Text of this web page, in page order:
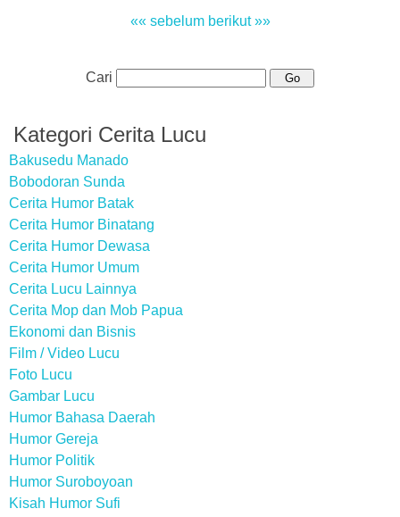
«« sebelum berikut »»
Cari
Kategori Cerita Lucu
Bakusedu Manado
Bobodoran Sunda
Cerita Humor Batak
Cerita Humor Binatang
Cerita Humor Dewasa
Cerita Humor Umum
Cerita Lucu Lainnya
Cerita Mop dan Mob Papua
Ekonomi dan Bisnis
Film / Video Lucu
Foto Lucu
Gambar Lucu
Humor Bahasa Daerah
Humor Gereja
Humor Politik
Humor Suroboyoan
Kisah Humor Sufi